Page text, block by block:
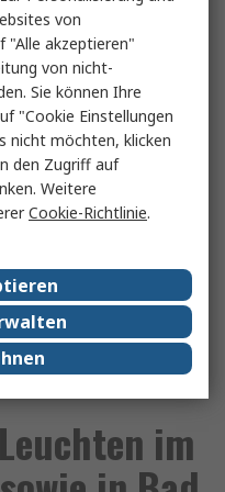
15 Grad. Bei der in
Niederschlagsmenge
Einstufung also
zu betonen, dass
lediglich darauf
Gerät als
Wasserstrahlen aus
also ruhig ins
Duschen lieber
im
von
"Alle akzeptieren"
von nicht-
Sie können Ihre
"Cookie Einstellungen
nicht möchten, klicken
den Zugriff auf
Weitere
Cookie-Richtlinie.